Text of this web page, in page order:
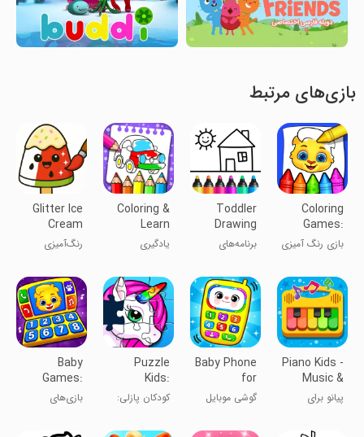
بازی‌های مرتبط
Coloring
Games:
Color &
Paint
بازی رنگ آمیزی
کودکان
Toddler
Drawing
Apps for
Kids
برنامه‌های
کودکان نوپا
Coloring &
Learn
یادگیری
Glitter Ice
Cream
Coloring
رنگ‌آمیزی
Piano Kids -
Music &
Songs
پیانو برای
Baby Phone
for
Toddlers
Games
گوشی موبایل
Puzzle
Kids:
Jigsaw
Puzzles
کودکان پازلی:
جغجغه‌ای
Baby
Games:
Piano &
Baby Phone
بازی‌های
تلفن بچه‌ها